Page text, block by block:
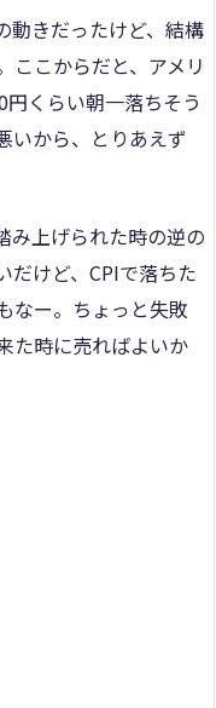
動きだったけど、結構
ここからだと、アメリ
くらい朝一落ちそう
いから、とりあえず
み上げられた時の逆の
だけど、CPIで落ちた
なー。ちょっと失敗
た時に売ればよいか